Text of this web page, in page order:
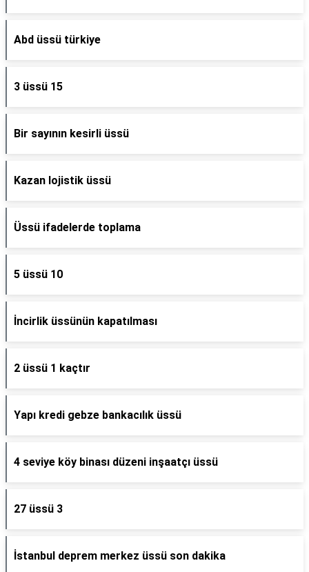
Abd üssü türkiye
3 üssü 15
Bir sayının kesirli üssü
Kazan lojistik üssü
Üssü ifadelerde toplama
5 üssü 10
İncirlik üssünün kapatılması
2 üssü 1 kaçtır
Yapı kredi gebze bankacılık üssü
4 seviye köy binası düzeni inşaatçı üssü
27 üssü 3
İstanbul deprem merkez üssü son dakika